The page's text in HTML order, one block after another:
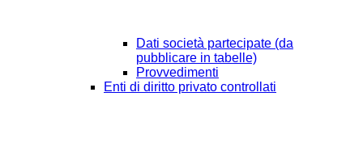
Dati società partecipate (da
pubblicare in tabelle)
Provvedimenti
Enti di diritto privato controllati